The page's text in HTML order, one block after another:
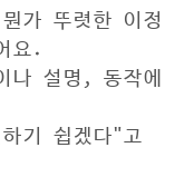
가 뚜렷한 이정
요.
나 설명, 동작에
기 쉽겠다"고